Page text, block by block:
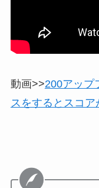
動画>>200アップ
スをするとスコア